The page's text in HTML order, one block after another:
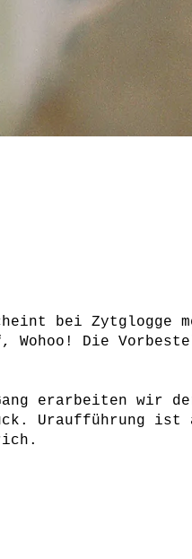
bei Zytglogge
, Wohoo! Die
erarbeiten wir
Uraufführung ist